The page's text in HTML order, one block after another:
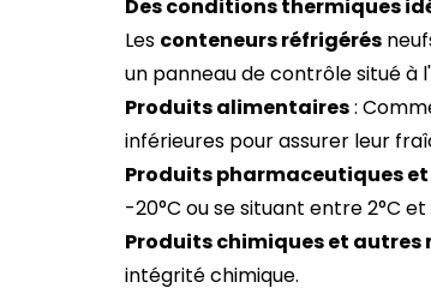
Des conditions thermiques
Les conteneurs réfrigérés
un panneau de contrôle situé à
Produits alimentaires:
inférieures pour assurer leur
Produits pharmaceutiques
-20°C ou se situant entre 2°C
Produits chimiques et autres
intégrité chimique.